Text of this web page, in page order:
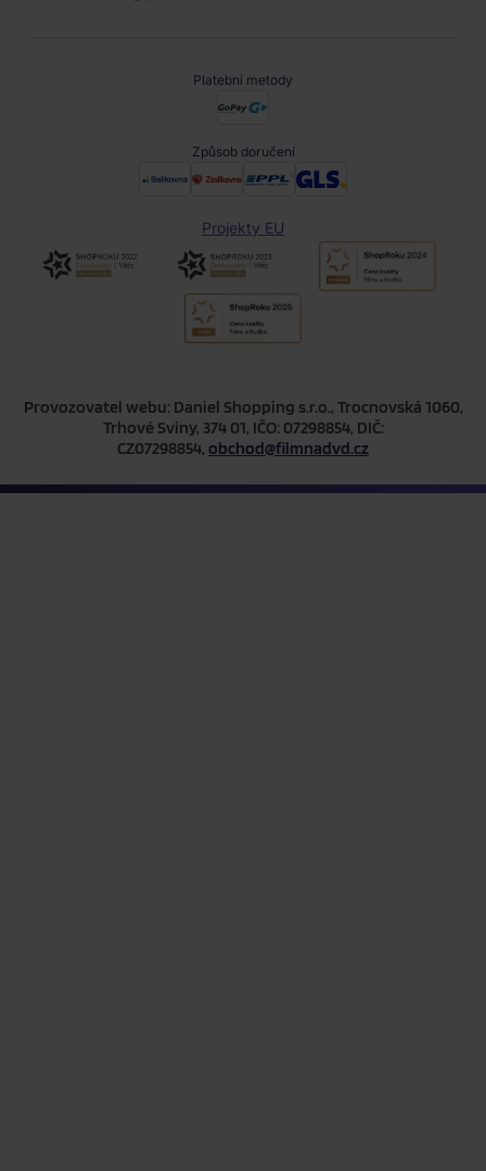
Platební metody
Způsob doručení
Projekty EU
Provozovatel webu: Daniel Shopping s.r.o., Trocnovská 1060,
Trhové Sviny, 374 01, IČO: 07298854, DIČ:
CZ07298854, obchod@filmnadvd.cz